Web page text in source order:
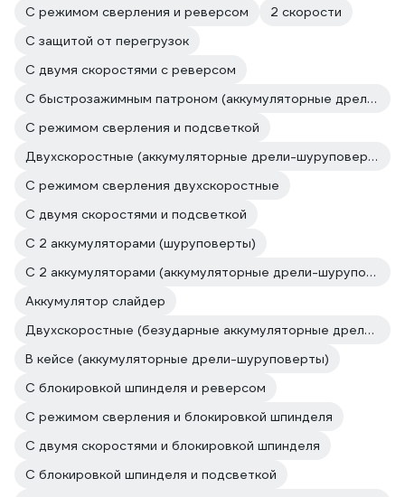
C режимом сверления и реверсом
2 скорости
С защитой от перегрузок
С двумя скоростями с реверсом
С быстрозажимным патроном (аккумуляторные дрели-шуруповерты)
C режимом сверления и подсветкой
Двухскоростные (аккумуляторные дрели-шуруповерты)
С режимом сверления двухскоростные
С двумя скоростями и подсветкой
С 2 аккумуляторами (шуруповерты)
С 2 аккумуляторами (аккумуляторные дрели-шуруповерты)
Аккумулятор слайдер
Двухскоростные (безударные аккумуляторные дрели-шуруповерты)
В кейсе (аккумуляторные дрели-шуруповерты)
С блокировкой шпинделя и реверсом
C режимом сверления и блокировкой шпинделя
С двумя скоростями и блокировкой шпинделя
С блокировкой шпинделя и подсветкой